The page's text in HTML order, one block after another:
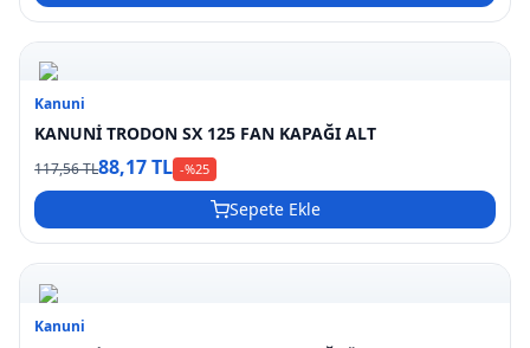
Kanuni
KANUNİ TRODON SX 125 FAN KAPAĞI ALT
117,56 TL88,17 TL -%25
Sepete Ekle
Kanuni